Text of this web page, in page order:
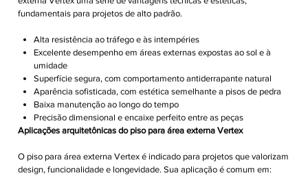
fundamentais para projetos de alto padrão.
Alta resistência ao tráfego e às intempéries
Excelente desempenho em áreas externas expostas ao sol e à
umidade
Superfície segura, com comportamento antiderrapante natural
Aparência sofisticada, com estética semelhante a pisos de pedra
Baixa manutenção ao longo do tempo
Precisão dimensional e encaixe perfeito entre as peças
Aplicações arquitetônicas do piso para área externa Vertex
O piso para área externa Vertex é indicado para projetos que valorizam
design, funcionalidade e longevidade. Sua aplicação é comum em: